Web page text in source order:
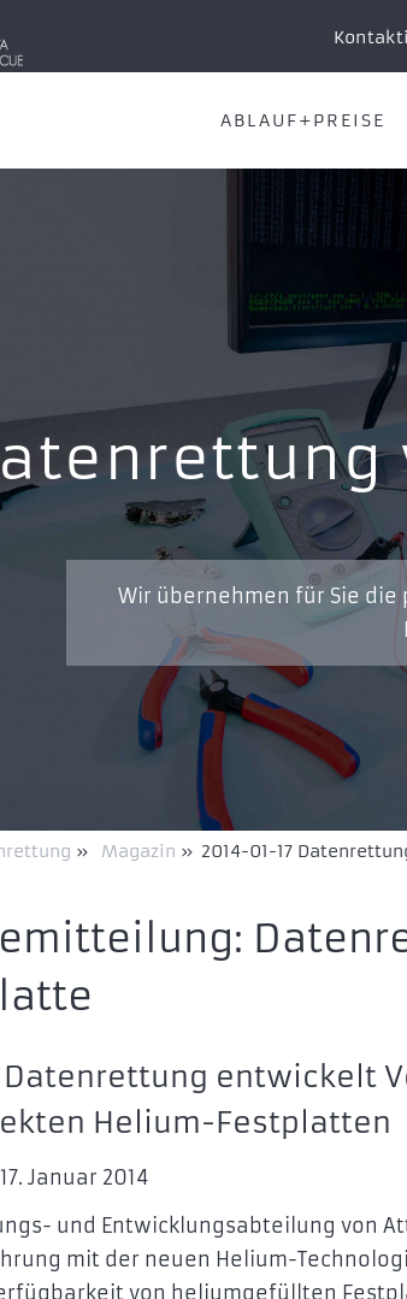
ABLAUF+PREISE
Wir übernehmen für Sie
» Magazin » 2014-01-17
entwickelt
Helium-Festplatten
Januar 2014
und Entwicklungsabteilung von
mit der neuen Helium-
von heliumgefüllten